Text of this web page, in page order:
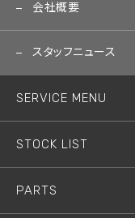
会社概要
スタッフニュース
SERVICE MENU
STOCK LIST
PARTS